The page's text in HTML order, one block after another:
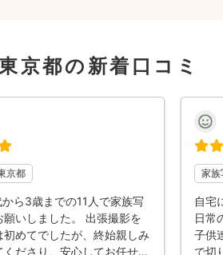
京都の新着口コミ
京都
ら3歳までの11人で家族写
願いしました。 出張撮影を
初めてでしたが、終始親しみ
ださり、安心してお任せす
家族
自宅
日常
子供
で切